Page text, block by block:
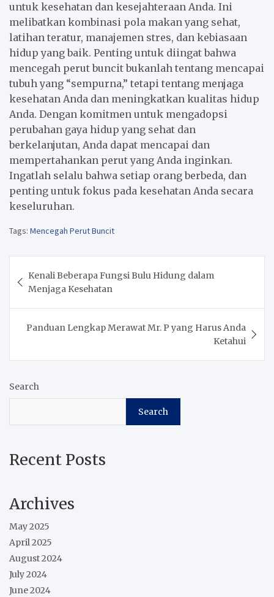
untuk kesehatan dan kesejahteraan Anda. Ini
melibatkan kombinasi pola makan yang sehat,
latihan teratur, manajemen stres, dan kebiasaan
hidup yang baik. Penting untuk diingat bahwa
mencegah perut buncit bukanlah tentang mencapai
tubuh yang “sempurna,” tetapi tentang menjaga
kesehatan Anda dan meningkatkan kualitas hidup
Anda. Dengan komitmen untuk mengadopsi
perubahan gaya hidup yang sehat dan
berkelanjutan, Anda dapat mencapai dan
mempertahankan perut yang Anda inginkan.
Ingatlah selalu bahwa setiap orang berbeda, dan
penting untuk fokus pada kesehatan Anda secara
keseluruhan.
Tags: Mencegah Perut Buncit
navigation
Kenali Beberapa Fungsi Bulu Hidung dalam
Menjaga Kesehatan
Panduan Lengkap Merawat Mr. P yang Harus Anda
Ketahui
Search
Search
Recent Posts
Archives
May 2025
April 2025
August 2024
July 2024
June 2024